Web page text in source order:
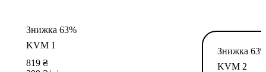
Знижка 63%
KVM 1
819 ₴
Знижка
KVM 2